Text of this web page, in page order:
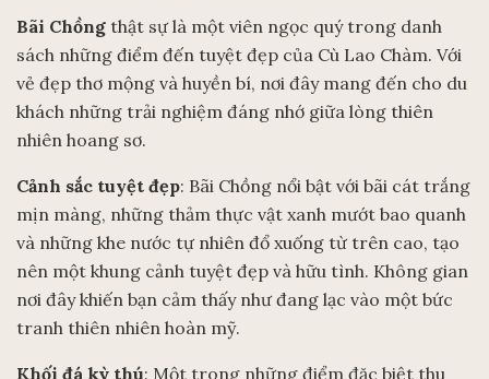
Bãi Chồng thật sự là một viên ngọc quý trong danh
sách những điểm đến tuyệt đẹp của Cù Lao Chàm. Với
vẻ đẹp thơ mộng và huyền bí, nơi đây mang đến cho du
khách những trải nghiệm đáng nhớ giữa lòng thiên
nhiên hoang sơ.
Cảnh sắc tuyệt đẹp: Bãi Chồng nổi bật với bãi cát trắng
mịn màng, những thảm thực vật xanh mướt bao quanh
và những khe nước tự nhiên đổ xuống từ trên cao, tạo
nên một khung cảnh tuyệt đẹp và hữu tình. Không gian
nơi đây khiến bạn cảm thấy như đang lạc vào một bức
tranh thiên nhiên hoàn mỹ.
Khối đá kỳ thú: Một trong những điểm đặc biệt thu